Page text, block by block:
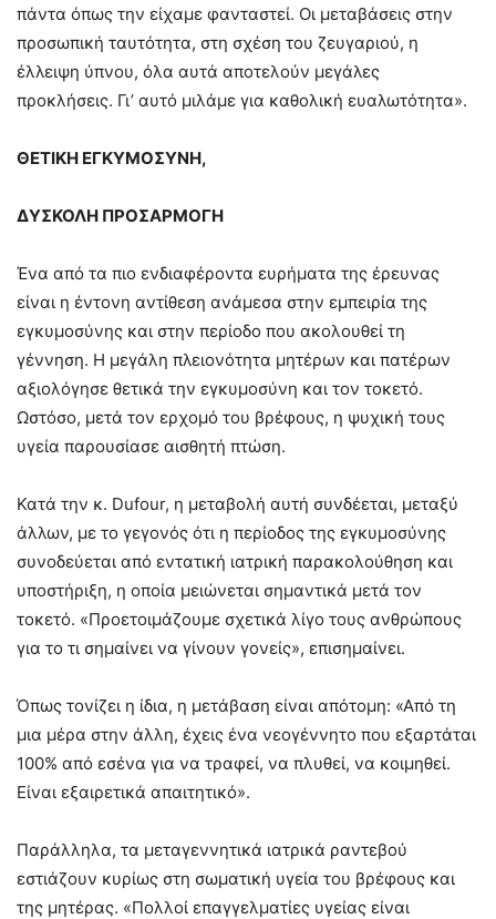
πάντα όπως την είχαμε φανταστεί. Οι μεταβάσεις στην
προσωπική ταυτότητα, στη σχέση του ζευγαριού, η
έλλειψη ύπνου, όλα αυτά αποτελούν μεγάλες
προκλήσεις. Γι’ αυτό μιλάμε για καθολική ευαλωτότητα».
ΘΕΤΙΚΗ ΕΓΚΥΜΟΣΥΝΗ,
ΔΥΣΚΟΛΗ ΠΡΟΣΑΡΜΟΓΗ
Ένα από τα πιο ενδιαφέροντα ευρήματα της έρευνας
είναι η έντονη αντίθεση ανάμεσα στην εμπειρία της
εγκυμοσύνης και στην περίοδο που ακολουθεί τη
γέννηση. Η μεγάλη πλειονότητα μητέρων και πατέρων
αξιολόγησε θετικά την εγκυμοσύνη και τον τοκετό.
Ωστόσο, μετά τον ερχομό του βρέφους, η ψυχική τους
υγεία παρουσίασε αισθητή πτώση.
Κατά την κ. Dufour, η μεταβολή αυτή συνδέεται, μεταξύ
άλλων, με το γεγονός ότι η περίοδος της εγκυμοσύνης
συνοδεύεται από εντατική ιατρική παρακολούθηση και
υποστήριξη, η οποία μειώνεται σημαντικά μετά τον
τοκετό. «Προετοιμάζουμε σχετικά λίγο τους ανθρώπους
για το τι σημαίνει να γίνουν γονείς», επισημαίνει.
Όπως τονίζει η ίδια, η μετάβαση είναι απότομη: «Από τη
μια μέρα στην άλλη, έχεις ένα νεογέννητο που εξαρτάται
100% από εσένα για να τραφεί, να πλυθεί, να κοιμηθεί.
Είναι εξαιρετικά απαιτητικό».
Παράλληλα, τα μεταγεννητικά ιατρικά ραντεβού
εστιάζουν κυρίως στη σωματική υγεία του βρέφους και
της μητέρας. «Πολλοί επαγγελματίες υγείας είναι